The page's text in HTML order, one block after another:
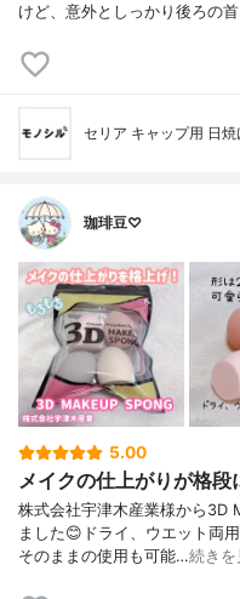
けど、意外としっかり後ろの
セリア キャップ用 日焼
珈琲豆♡
5.00
メイクの仕上がりが格
株式会社宇津木産業様から3D
ました😊ドライ、ウエット両
そのままの使用も可能…続きを